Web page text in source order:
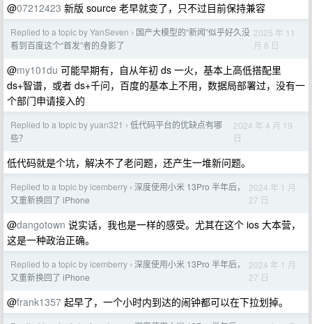
@07212423 新版 source 老早就变了，只不过目前保持兼容
Replied to a topic by YanSeven › 国产大模型的“新闻”似乎好久没
看到百度这个“首发”者的身影了
2025 年 11
月 8 日
@my101du 可能早期有，自从年初 ds 一火，基本上高低搭配里
ds+智谱，或者 ds+千问，百度的基本上不用，数据局部署过，没有一
个部门申请接入的
Replied to a topic by yuan321 › 低代码平台的优缺点有哪
些？
2024 年 4 月 19
日
低代码就是个坑，解决不了老问题，还产生一堆新问题。
Replied to a topic by icemberry › 深度使用小米 13Pro 半年后，
又重新换回了 iPhone
2024 年 1 月
27 日
@dangotown 说实话，我也是一样的感受。尤其在这个 ios 大本营，
这是一种政治正确。
Replied to a topic by icemberry › 深度使用小米 13Pro 半年后，
又重新换回了 iPhone
2024 年 1 月
27 日
@frank1357 起早了，一个小时内到达的闹钟都可以在下拉划掉。